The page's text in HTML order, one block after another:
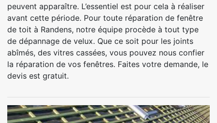
peuvent apparaître. L’essentiel est pour cela à réaliser
avant cette période. Pour toute réparation de fenêtre
de toit à Randens, notre équipe procède à tout type
de dépannage de velux. Que ce soit pour les joints
abîmés, des vitres cassées, vous pouvez nous confier
la réparation de vos fenêtres. Faites votre demande, le
devis est gratuit.